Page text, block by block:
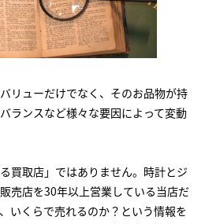
リューだけでなく、そのお品物が持
ランスなど様々な要因によって変動
買取店」ではありません。時計とジ
売店を30年以上営業している当店だ
いくらで売れるのか？という情報を